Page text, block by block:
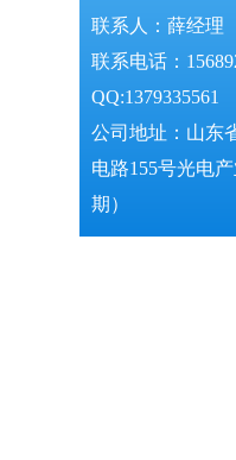
联系人：薛经理
联系电话：
QQ:1379335561
公司地址：山东
电路155号光电
期）